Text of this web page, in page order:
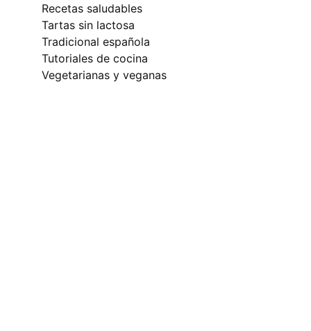
recetas saludables
tartas sin lactosa
tradicional española
tutoriales de cocina
vegetarianas y veganas